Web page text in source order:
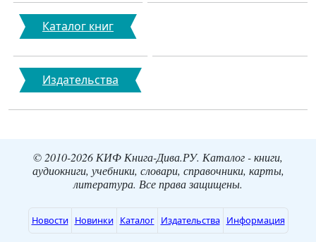
Каталог книг
Издательства
© 2010-2026 КИФ Книга-Дива.РУ. Каталог - книги,
аудиокниги, учебники, словари, справочники, карты,
литература. Все права защищены.
Новости Новинки Каталог Издательства Информация